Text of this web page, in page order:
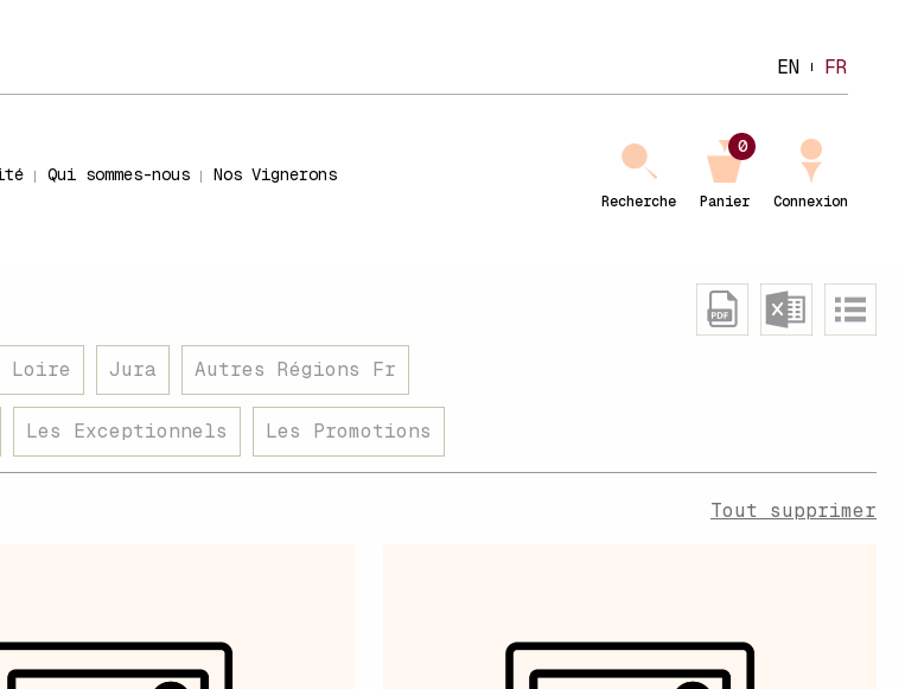
EN FR
Qui sommes-nous Nos Vignerons
Recherche Panier
0
Connexion
Loire Jura Autres Régions Fr
Les Exceptionnels Les Promotions
Tout supprimer